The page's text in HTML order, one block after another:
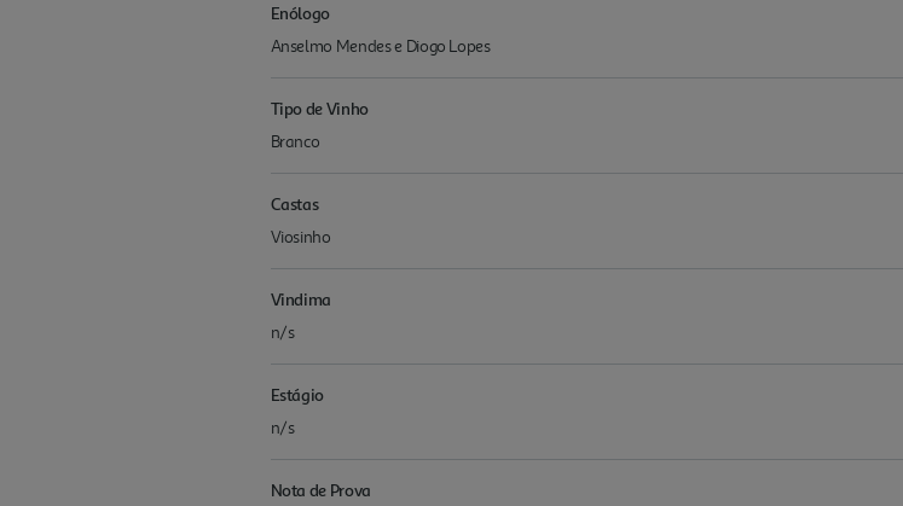
Enólogo
Anselmo Mendes e Diogo Lopes
Tipo de Vinho
Branco
Castas
Viosinho
Vindima
n/s
Estágio
n/s
Nota de Prova